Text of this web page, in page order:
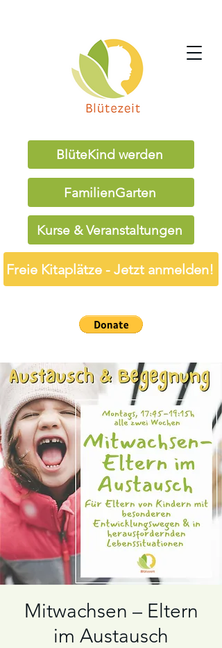
BlüteKind werden
FamilienGarten
Kurse & Veranstaltungen
Freie Kitaplätze - Jetzt anmelden!
Mitwachsen – Eltern
im Austausch